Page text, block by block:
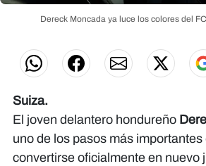
Dereck Moncada ya luce los colores del
Suiza.
El joven delantero hondureño
uno de los pasos más importantes
convertirse oficialmente en nuevo